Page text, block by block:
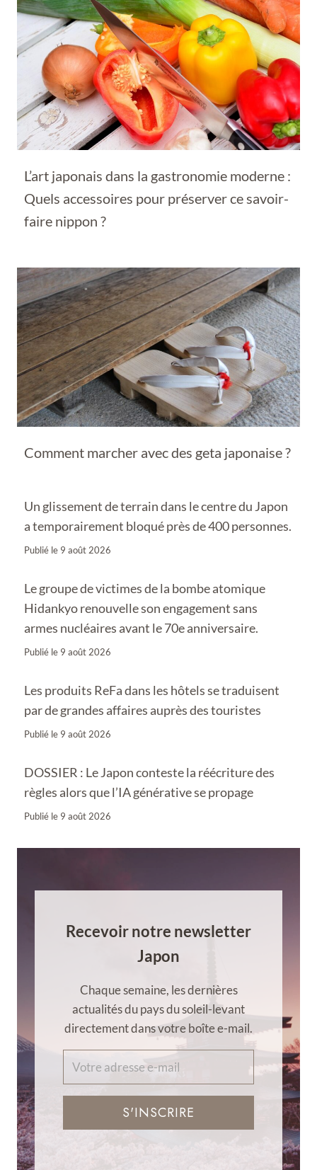
L’art japonais dans la gastronomie moderne :
Quels accessoires pour préserver ce savoir-
faire nippon ?
Comment marcher avec des geta japonaise ?
Un glissement de terrain dans le centre du Japon
a temporairement bloqué près de 400 personnes.
Publié le 9 août 2026
Le groupe de victimes de la bombe atomique
Hidankyo renouvelle son engagement sans
armes nucléaires avant le 70e anniversaire.
Publié le 9 août 2026
Les produits ReFa dans les hôtels se traduisent
par de grandes affaires auprès des touristes
Publié le 9 août 2026
DOSSIER : Le Japon conteste la réécriture des
règles alors que l’IA générative se propage
Publié le 9 août 2026
Recevoir notre newsletter
Japon
Chaque semaine, les dernières
actualités du pays du soleil-levant
directement dans votre boîte e-mail.
S'INSCRIRE